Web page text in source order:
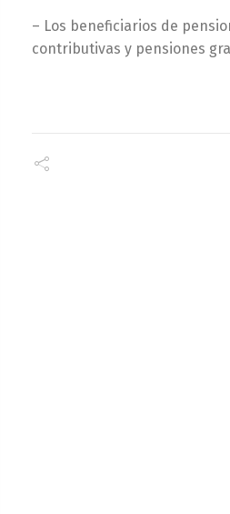
– Los beneficiarios de
contributivas y pensiones